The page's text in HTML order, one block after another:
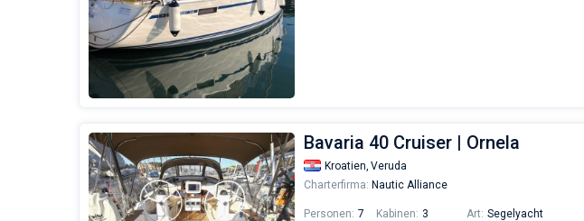
Bavaria 40 Cruiser | Ornela
Kroatien, Veruda
Charterfirma: Nautic Alliance
Personen: 7 Kabinen: 3 Art: Segelyacht